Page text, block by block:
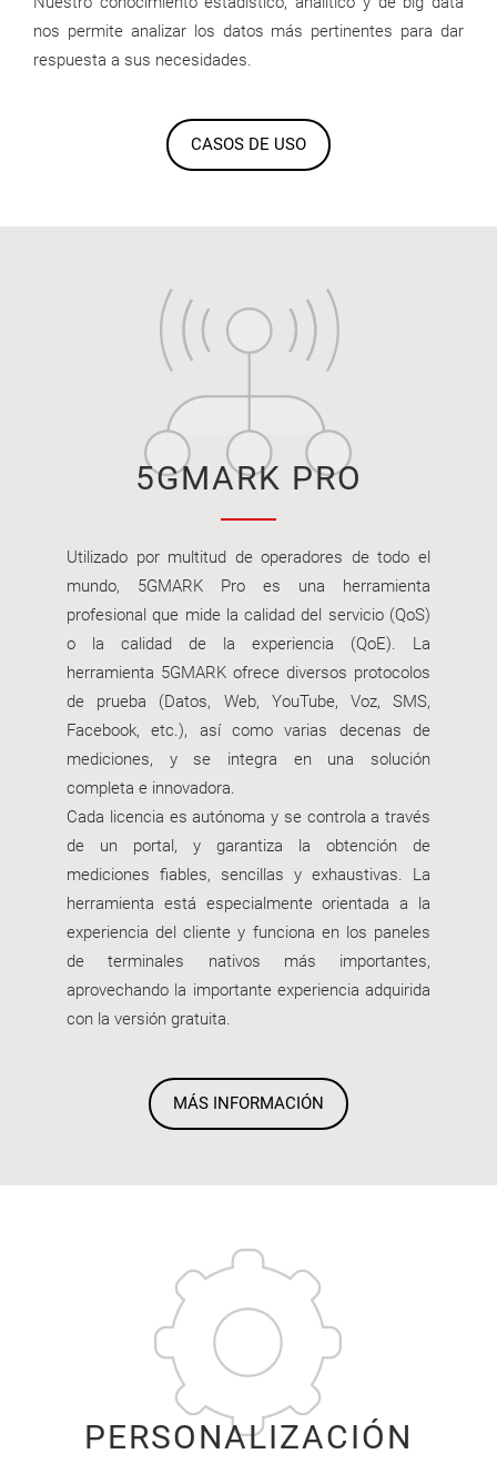
nos permite analizar los datos más pertinentes para dar
respuesta a sus necesidades.
CASOS DE USO
5GMARK PRO
Utilizado por multitud de operadores de todo el
mundo, 5GMARK Pro es una herramienta
profesional que mide la calidad del servicio (QoS)
o la calidad de la experiencia (QoE). La
herramienta 5GMARK ofrece diversos protocolos
de prueba (Datos, Web, YouTube, Voz, SMS,
Facebook, etc.), así como varias decenas de
mediciones, y se integra en una solución
completa e innovadora.
Cada licencia es autónoma y se controla a través
de un portal, y garantiza la obtención de
mediciones fiables, sencillas y exhaustivas. La
herramienta está especialmente orientada a la
experiencia del cliente y funciona en los paneles
de terminales nativos más importantes,
aprovechando la importante experiencia adquirida
con la versión gratuita.
MÁS INFORMACIÓN
PERSONALIZACIÓN